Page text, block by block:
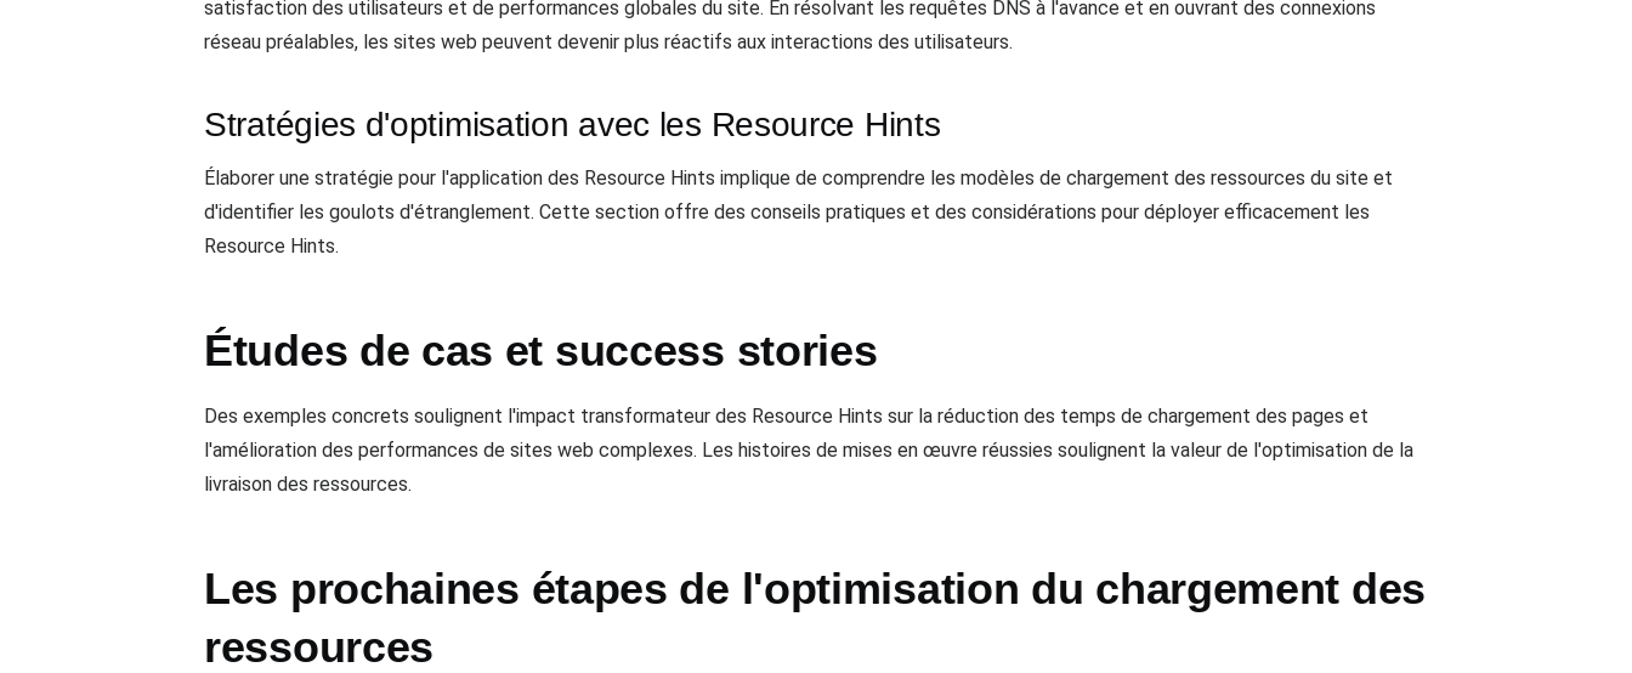
satisfaction des utilisateurs et de performances globales du site. En résolvant les requêtes DNS à l'avance et en ouvrant des connexions
réseau préalables, les sites web peuvent devenir plus réactifs aux interactions des utilisateurs.
Stratégies d'optimisation avec les Resource Hints
Élaborer une stratégie pour l'application des Resource Hints implique de comprendre les modèles de chargement des ressources du site et
d'identifier les goulots d'étranglement. Cette section offre des conseils pratiques et des considérations pour déployer efficacement les
Resource Hints.
Études de cas et success stories
Des exemples concrets soulignent l'impact transformateur des Resource Hints sur la réduction des temps de chargement des pages et
l'amélioration des performances de sites web complexes. Les histoires de mises en œuvre réussies soulignent la valeur de l'optimisation de la
livraison des ressources.
Les prochaines étapes de l'optimisation du chargement des
ressources